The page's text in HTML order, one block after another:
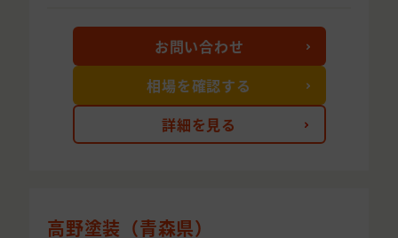
詳細を見る
お問い合わせ
相場を確認する
高野塗装（青森県）